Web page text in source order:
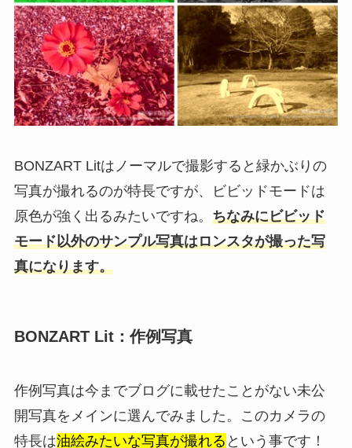
BONZART Litはノーマルで撮影すると緑かぶりの
写真が撮れるのが特長ですが、ビビッドモードは
原色が強く出るみたいですね。 ちなみにビビッド
モード以外のサンプル写真はロンスタが撮った写
真になります。
BONZART Lit：作例写真
作例写真は今までブログに載せたことがない未公
開写真をメインに選んでみました。このカメラの
特長は油絵みたいな写真が撮れる という事です！